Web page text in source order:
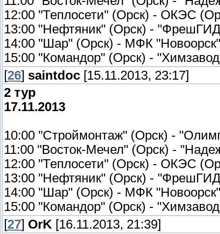
12:00 "Теплосети" (Орск) - ОКЭС
13:00 "Нефтяник" (Орск) -
14:00 "Шар" (Орск) - МФК
15:00 "Командор" (Орск) -
[26] saintdoc [15.11.2013, 23:17]
2 тур
17.11.2013
10:00 "Строймонтаж" (Орск) -
11:00 "Восток-Мечел" (Орск) -
12:00 "Теплосети" (Орск) - ОКЭС
13:00 "Нефтяник" (Орск) -
14:00 "Шар" (Орск) - МФК
15:00 "Командор" (Орск) -
[27] OrK [16.11.2013, 21:39]